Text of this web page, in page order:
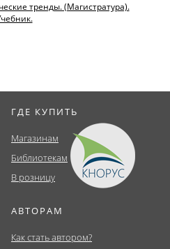
тренды. (Магистратура).
ГДЕ КУПИТЬ
Магазинам
Библиотекам
В розницу
АВТОРАМ
Как стать автором?